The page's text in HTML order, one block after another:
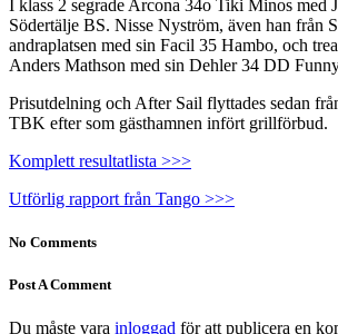
I klass 2 segrade Arcona 34o Tiki Minos med
Södertälje BS. Nisse Nyström, även han från
andraplatsen med sin Facil 35 Hambo, och
Anders Mathson med sin Dehler 34 DD
Prisutdelning och After Sail flyttades sedan
TBK efter som gästhamnen infört grillförbud.
Komplett resultatlista >>>
Utförlig rapport från Tango >>>
No Comments
Post A Comment
Du måste vara inloggad för att publicera en